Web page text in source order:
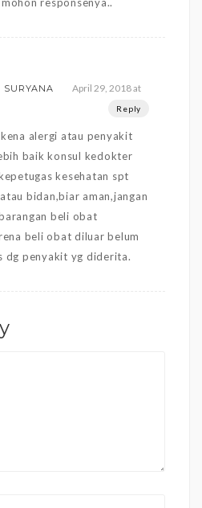
responsenya..
SURYANA
April 29, 2018 at
Reply
alergi atau penyakit
baik konsul kedokter
kesehatan spt
bidan,biar aman,jangan
beli obat
beli obat diluar belum
dg penyakit yg diderita.